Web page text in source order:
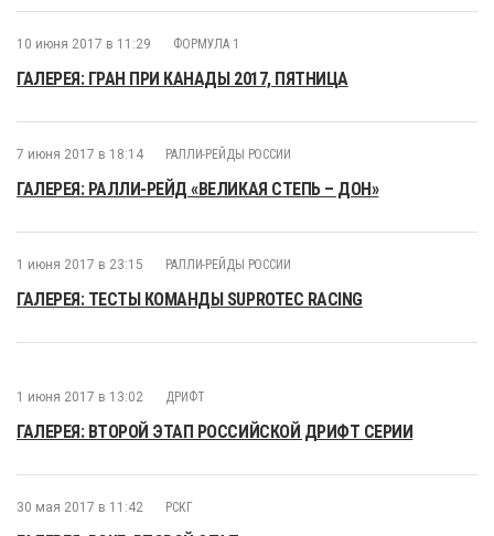
10 июня 2017 в 11:29 ФОРМУЛА 1
ГАЛЕРЕЯ: ГРАН ПРИ КАНАДЫ 2017, ПЯТНИЦА
7 июня 2017 в 18:14 РАЛЛИ-РЕЙДЫ РОССИИ
ГАЛЕРЕЯ: РАЛЛИ-РЕЙД «ВЕЛИКАЯ СТЕПЬ – ДОН»
1 июня 2017 в 23:15 РАЛЛИ-РЕЙДЫ РОССИИ
ГАЛЕРЕЯ: ТЕСТЫ КОМАНДЫ SUPROTEC RACING
1 июня 2017 в 13:02 ДРИФТ
ГАЛЕРЕЯ: ВТОРОЙ ЭТАП РОССИЙСКОЙ ДРИФТ СЕРИИ
30 мая 2017 в 11:42 РСКГ